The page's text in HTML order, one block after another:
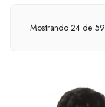
Mostrando 24 de 59